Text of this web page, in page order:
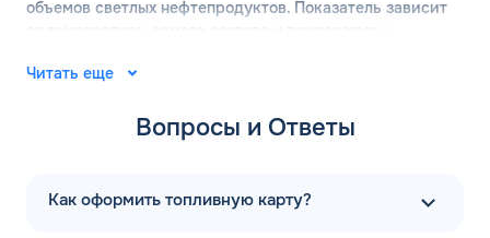
объемов светлых нефтепродуктов. Показатель зависит
плотности бензина используются готовые таблицы.
в сторону уменьшения или увеличения.
43,6 МДж/кг с небольшой погрешностью. Показатель не
Читать еще
Вопросы и Ответы
Как оформить топливную карту?